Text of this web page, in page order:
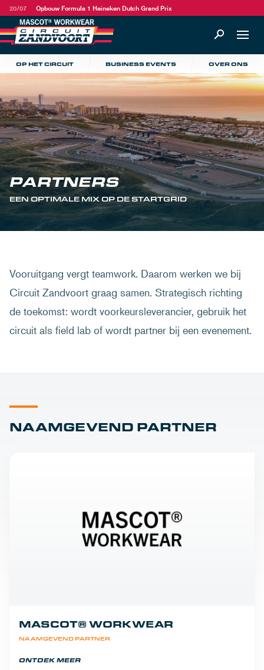
20/07 Opbouw Formula 1 Heineken Dutch Grand Prix
OP HET CIRCUIT BUSINESS EVENTS OVER ONS
PARTNERS
EEN OPTIMALE MIX OP DE STARTGRID
Vooruitgang vergt teamwork. Daarom werken we bij
Circuit Zandvoort graag samen. Strategisch richting
de toekomst: wordt voorkeursleverancier, gebruik het
circuit als field lab of wordt partner bij een evenement.
NAAMGEVEND PARTNER
NAAMGEVEND PARTNER
MASCOT® WORKWEAR
ONTDEK MEER